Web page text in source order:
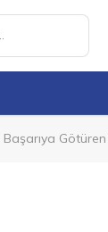
Başarıya